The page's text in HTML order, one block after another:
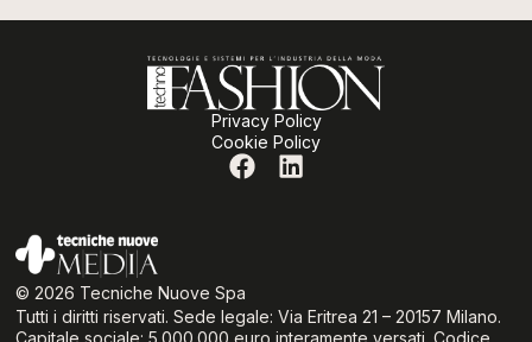
Privacy Policy
Cookie Policy
© 2026 Tecniche Nuove Spa
Tutti i diritti riservati. Sede legale: Via Eritrea 21 – 20157 Milano.